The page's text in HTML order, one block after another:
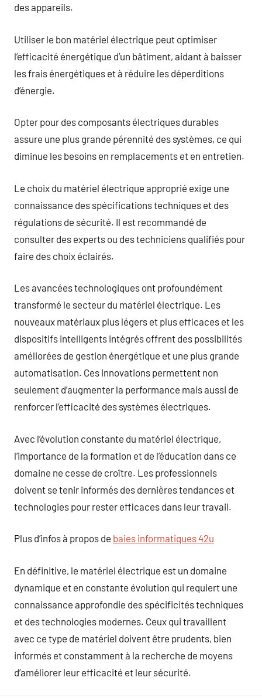
des appareils.
Utiliser le bon matériel électrique peut optimiser
l’efficacité énergétique d’un bâtiment, aidant à baisser
les frais énergétiques et à réduire les déperditions
d’énergie.
Opter pour des composants électriques durables
assure une plus grande pérennité des systèmes, ce qui
diminue les besoins en remplacements et en entretien.
Le choix du matériel électrique approprié exige une
connaissance des spécifications techniques et des
régulations de sécurité. Il est recommandé de
consulter des experts ou des techniciens qualifiés pour
faire des choix éclairés.
Les avancées technologiques ont profoundément
transformé le secteur du matériel électrique. Les
nouveaux matériaux plus légers et plus efficaces et les
dispositifs intelligents intégrés offrent des possibilités
améliorées de gestion énergétique et une plus grande
automatisation. Ces innovations permettent non
seulement d’augmenter la performance mais aussi de
renforcer l’efficacité des systèmes électriques.
Avec l’évolution constante du matériel électrique,
l’importance de la formation et de l’éducation dans ce
domaine ne cesse de croître. Les professionnels
doivent se tenir informés des dernières tendances et
technologies pour rester efficaces dans leur travail.
Plus d’infos à propos de baies informatiques 42u
En définitive, le matériel électrique est un domaine
dynamique et en constante évolution qui requiert une
connaissance approfondie des spécificités techniques
et des technologies modernes. Ceux qui travaillent
avec ce type de matériel doivent être prudents, bien
informés et constamment à la recherche de moyens
d’améliorer leur efficacité et leur sécurité.